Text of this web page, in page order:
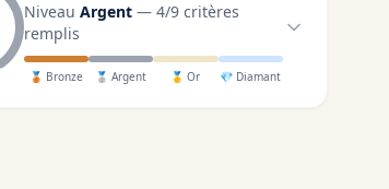
Niveau Argent— 4/9critères
remplis
🥉 Bronze 🥈 Argent 🥇 Or 💎 Diamant